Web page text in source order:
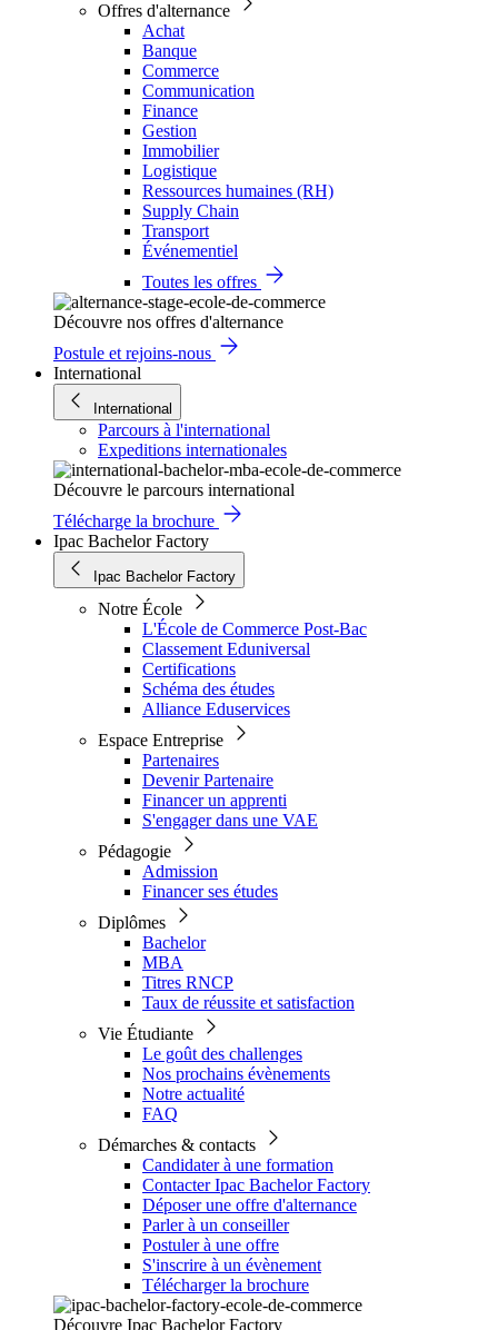
Offres d'alternance
Achat
Banque
Commerce
Communication
Finance
Gestion
Immobilier
Logistique
Ressources humaines (RH)
Supply Chain
Transport
Événementiel
Toutes les offres
Découvre nos offres d'alternance
Postule et rejoins-nous
International
International
Parcours à l'international
Expeditions internationales
Découvre le parcours international
Télécharge la brochure
Ipac Bachelor Factory
Ipac Bachelor Factory
Notre École
L'École de Commerce Post-Bac
Classement Eduniversal
Certifications
Schéma des études
Alliance Eduservices
Espace Entreprise
Partenaires
Devenir Partenaire
Financer un apprenti
S'engager dans une VAE
Pédagogie
Admission
Financer ses études
Diplômes
Bachelor
MBA
Titres RNCP
Taux de réussite et satisfaction
Vie Étudiante
Le goût des challenges
Nos prochains évènements
Notre actualité
FAQ
Démarches & contacts
Candidater à une formation
Contacter Ipac Bachelor Factory
Déposer une offre d'alternance
Parler à un conseiller
Postuler à une offre
S'inscrire à un évènement
Télécharger la brochure
Découvre Ipac Bachelor Factory